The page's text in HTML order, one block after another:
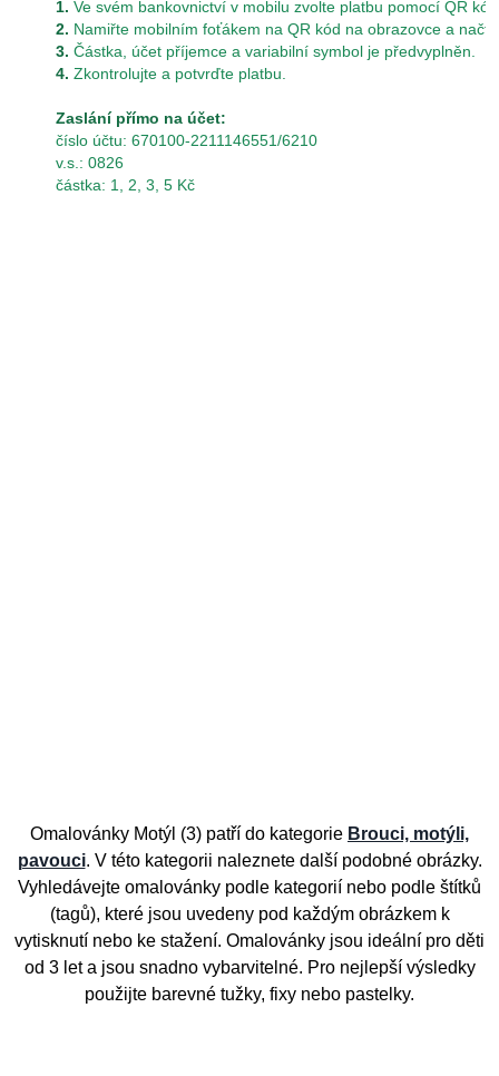
1. Ve svém bankovnictví v mobilu zvolte platbu pomocí QR
2. Namiřte mobilním foťákem na QR kód na obrazovce a
3. Částka, účet příjemce a variabilní symbol je předvyplněn.
4. Zkontrolujte a potvrďte platbu.
Zaslání přímo na účet:
číslo účtu: 670100-2211146551/6210
v.s.: 0826
částka: 1, 2, 3, 5 Kč
Omalovánky Motýl (3) patří do kategorie Brouci, motýli,
pavouci. V této kategorii naleznete další podobné obrázky.
Vyhledávejte omalovánky podle kategorií nebo podle štítků
(tagů), které jsou uvedeny pod každým obrázkem k
vytisknutí nebo ke stažení. Omalovánky jsou ideální pro děti
od 3 let a jsou snadno vybarvitelné. Pro nejlepší výsledky
použijte barevné tužky, fixy nebo pastelky.